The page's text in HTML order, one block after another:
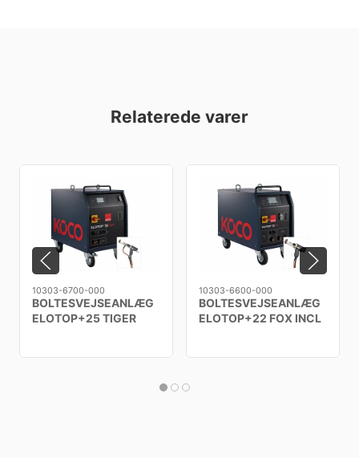
Relaterede varer
10303-6700-000
BOLTESVEJSEANLÆG
ELOTOP+25 TIGER
10303-6600-000
BOLTESVEJSEANLÆG
ELOTOP+22 FOX INCL